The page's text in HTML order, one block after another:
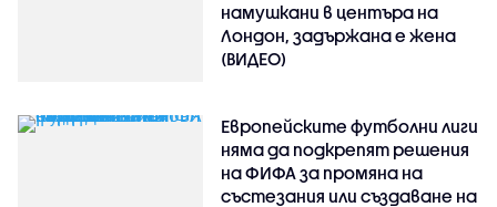
намушкани в центъра на
Лондон, задържана е жена
(ВИДЕО)
Европейските футболни лиги
няма да подкрепят решения
на ФИФА за промяна на
състезания или създаване на